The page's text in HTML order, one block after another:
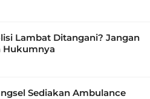
Lambat Ditangani? Jangan
Hukumnya
Sediakan Ambulance